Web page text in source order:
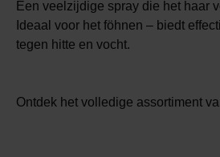
Een veelzijdige spray die het haar
Ideaal voor het föhnen – biedt
tegen hitte en vocht.
Ontdek het volledige assortiment